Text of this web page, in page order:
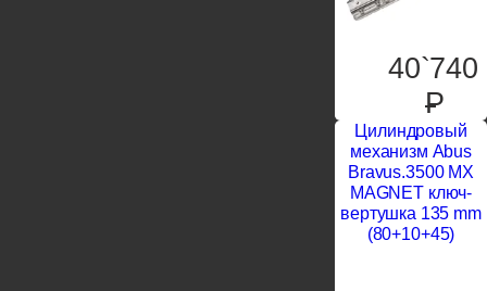
40`740
P
Цилиндровый
механизм Abus
Bravus.3500 MX
MAGNET ключ-
вертушка 135 mm
(80+10+45)